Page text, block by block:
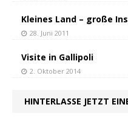
Kleines Land – große
28. Juni 2011
Visite in Gallipoli
2. Oktober 2014
HINTERLASSE JETZT